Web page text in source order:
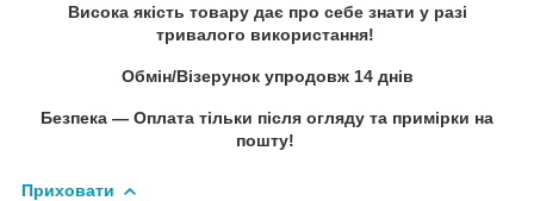
Висока якість товару дає про себе знати у разі
тривалого використання!
Обмін/Візерунок упродовж 14 днів
Безпека — Оплата тільки після огляду та примірки на
пошту!
Приховати